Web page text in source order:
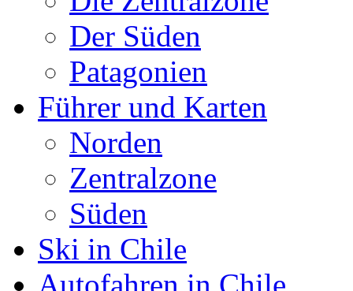
Der Süden
Patagonien
Führer und Karten
Norden
Zentralzone
Süden
Ski in Chile